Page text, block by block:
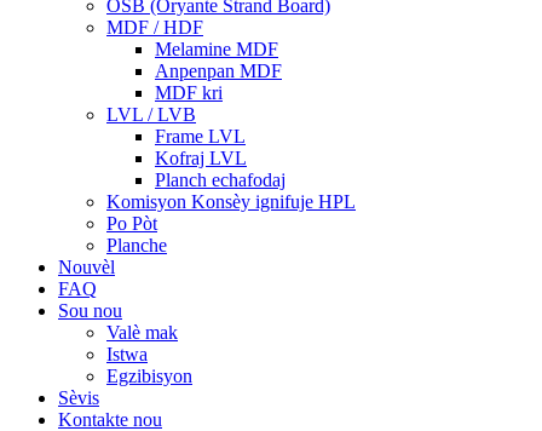
OSB (Oryante Strand Board)
MDF / HDF
Melamine MDF
Anpenpan MDF
MDF kri
LVL / LVB
Frame LVL
Kofraj LVL
Planch echafodaj
Komisyon Konsèy ignifuje HPL
Po Pòt
Planche
Nouvèl
FAQ
Sou nou
Valè mak
Istwa
Egzibisyon
Sèvis
Kontakte nou